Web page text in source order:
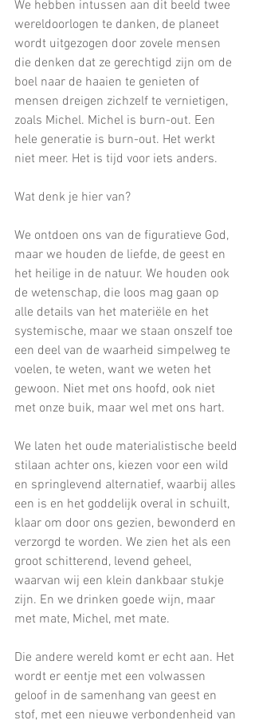
We hebben intussen aan dit beeld twee
wereldoorlogen te danken, de planeet
wordt uitgezogen door zovele mensen
die denken dat ze gerechtigd zijn om de
boel naar de haaien te genieten of
mensen dreigen zichzelf te vernietigen,
zoals Michel. Michel is burn-out. Een
hele generatie is burn-out. Het werkt
niet meer. Het is tijd voor iets anders.
Wat denk je hier van?
We ontdoen ons van de figuratieve God,
maar we houden de liefde, de geest en
het heilige in de natuur. We houden ook
de wetenschap, die loos mag gaan op
alle details van het materiële en het
systemische, maar we staan onszelf toe
een deel van de waarheid simpelweg te
voelen, te weten, want we weten het
gewoon. Niet met ons hoofd, ook niet
met onze buik, maar wel met ons hart.
We laten het oude materialistische beeld
stilaan achter ons, kiezen voor een wild
en springlevend alternatief, waarbij alles
een is en het goddelijk overal in schuilt,
klaar om door ons gezien, bewonderd en
verzorgd te worden. We zien het als een
groot schitterend, levend geheel,
waarvan wij een klein dankbaar stukje
zijn. En we drinken goede wijn, maar
met mate, Michel, met mate.
Die andere wereld komt er echt aan. Het
wordt er eentje met een volwassen
geloof in de samenhang van geest en
stof, met een nieuwe verbondenheid van